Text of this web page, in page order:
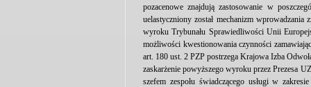
pozacenowe znajdują zastosowanie w
uelastyczniony został mechanizm
wyroku Trybunału Sprawiedliwości Unii
możliwości kwestionowania czynności
art. 180 ust. 2 PZP postrzega Krajowa Izba
zaskarżenie powyższego wyroku przez Prezesa
szefem zespołu świadczącego usługi w